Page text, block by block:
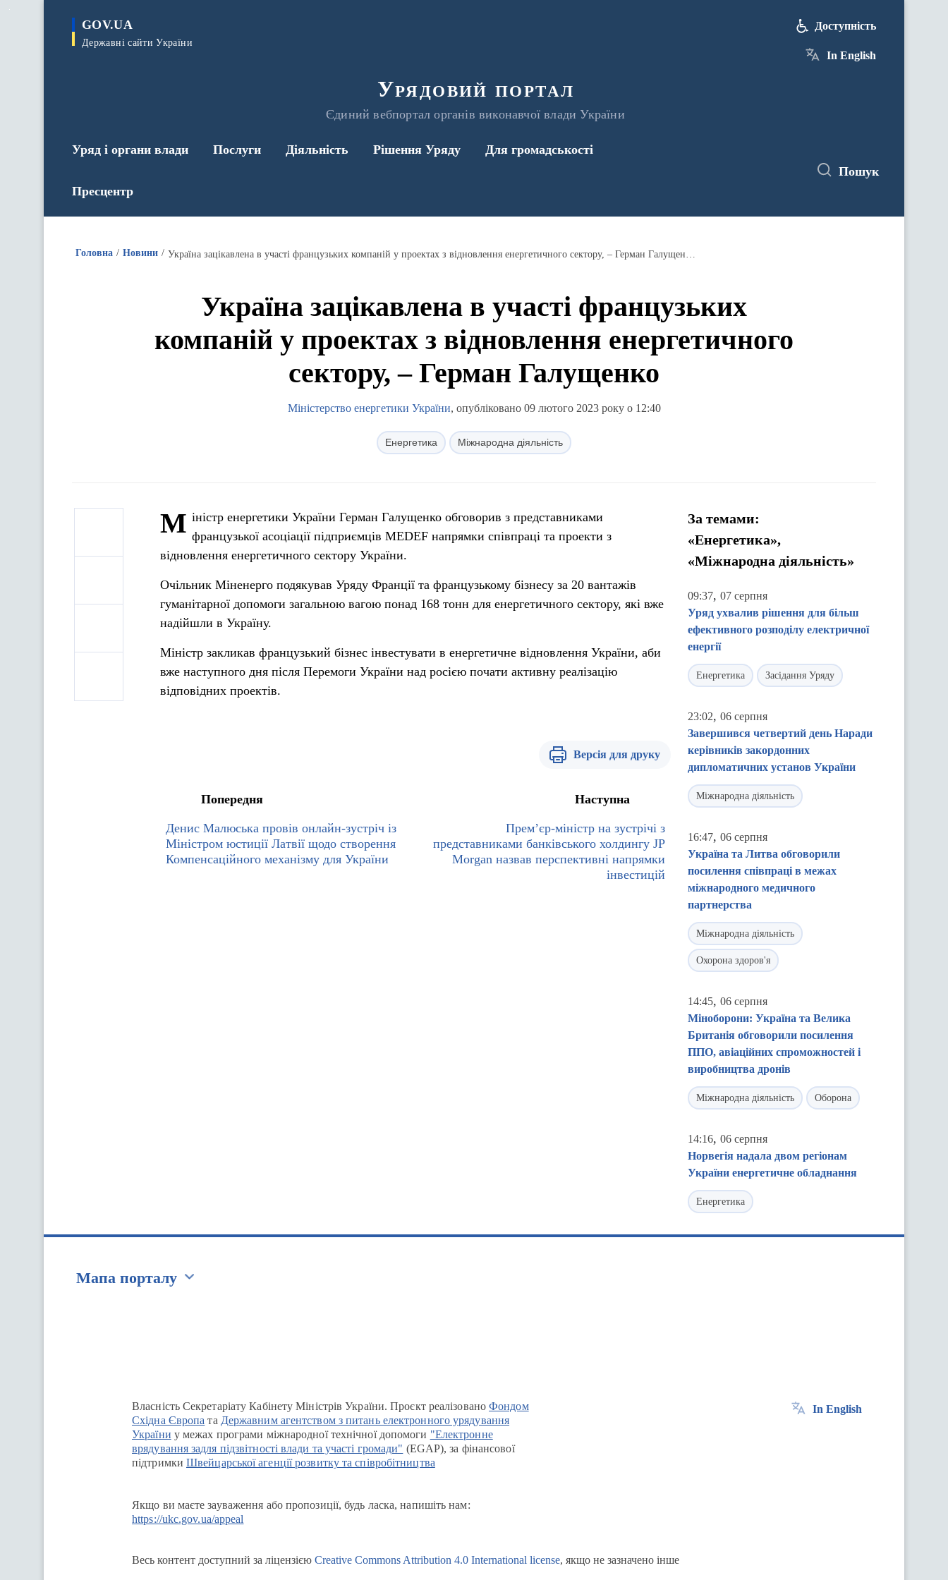
GOV.UA
Державні сайти України
Урядовий портал
Єдиний вебпортал органів виконавчої влади України
Доступність
In English
Уряд і органи влади Послуги Діяльність Рішення Уряду Для громадськості
Пресцентр
Пошук
Головна Новини Україна зацікавлена в участі французьких компаній у проектах з відновлення енергетичного сектору, – Герман Галущенко
Україна зацікавлена в участі французьких
компаній у проектах з відновлення енергетичного
сектору, – Герман Галущенко
Міністерство енергетики України, опубліковано 09 лютого 2023 року о 12:40
Енергетика Міжнародна діяльність
М іністр енергетики України Герман Галущенко обговорив з представниками
французької асоціації підприємців MEDEF напрямки співпраці та проекти з
відновлення енергетичного сектору України.
Очільник Міненерго подякував Уряду Франції та французькому бізнесу за 20 вантажів
гуманітарної допомоги загальною вагою понад 168 тонн для енергетичного сектору, які вже
надійшли в Україну.
Міністр закликав французький бізнес інвестувати в енергетичне відновлення України, аби
вже наступного дня після Перемоги України над росією почати активну реалізацію
відповідних проектів.
Версія для друку
Попередня
Денис Малюська провів онлайн-зустріч із
Міністром юстиції Латвії щодо створення
Компенсаційного механізму для України
Наступна
Прем’єр-міністр на зустрічі з
представниками банківського холдингу JP
Morgan назвав перспективні напрямки
інвестицій
За темами:
«Енергетика»,
«Міжнародна діяльність»
09:37, 07 серпня
Уряд ухвалив рішення для більш
ефективного розподілу електричної
енергії
Енергетика Засідання Уряду
23:02, 06 серпня
Завершився четвертий день Наради
керівників закордонних
дипломатичних установ України
Міжнародна діяльність
16:47, 06 серпня
Україна та Литва обговорили
посилення співпраці в межах
міжнародного медичного
партнерства
Міжнародна діяльність
Охорона здоров'я
14:45, 06 серпня
Міноборони: Україна та Велика
Британія обговорили посилення
ППО, авіаційних спроможностей і
виробництва дронів
Міжнародна діяльність Оборона
14:16, 06 серпня
Норвегія надала двом регіонам
України енергетичне обладнання
Енергетика
Мапа порталу
Власність Секретаріату Кабінету Міністрів України. Проєкт реалізованоФондом
Східна Європа та Державним агентством з питань електронного урядування
України у межах програми міжнародної технічної допомоги "Електронне
врядування задля підзвітності влади та участі громади" (EGAP), за фінансової
підтримки Швейцарської агенції розвитку та співробітництва
Якщо ви маєте зауваження або пропозиції, будь ласка, напишіть нам:
https://ukc.gov.ua/appeal
In English
Весь контент доступний за ліцензією Creative Commons Attribution 4.0 International license, якщо не зазначено інше